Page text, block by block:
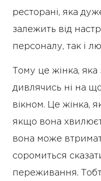
ресторані, яка
залежить від
персоналу, так і
Тому це жінка,
дивлячись ні на
вікном. Це жінка,
якщо вона
вона може
соромиться
переживання.